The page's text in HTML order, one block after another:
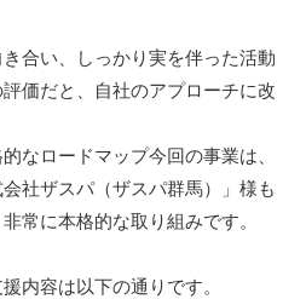
合い、しっかり実を伴った活動
価だと、自社のアプローチに改
なロードマップ今回の事業は、
社ザスパ（ザスパ群馬）」様も
常に本格的な取り組みです。
内容は以下の通りです。